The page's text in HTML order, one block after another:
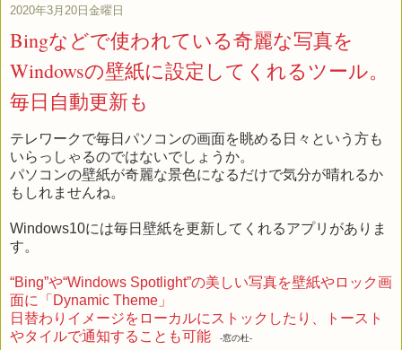
2020年3月20日金曜日
Bingなどで使われている奇麗な写真を
Windowsの壁紙に設定してくれるツール。
毎日自動更新も
テレワークで毎日パソコンの画面を眺める日々という方も
いらっしゃるのではないでしょうか。
パソコンの壁紙が奇麗な景色になるだけで気分が晴れるか
もしれませんね。
Windows10には毎日壁紙を更新してくれるアプリがありま
す。
“Bing”や“Windows Spotlight”の美しい写真を壁紙やロック画
面に「Dynamic Theme」
日替わりイメージをローカルにストックしたり、トースト
やタイルで通知することも可能 -窓の杜-